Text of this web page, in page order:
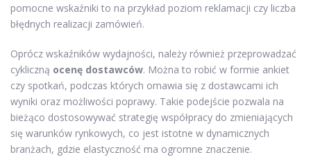
pomocne wskaźniki to na przykład poziom reklamacji czy liczba
błędnych realizacji zamówień.
Oprócz wskaźników wydajności, należy również przeprowadzać
cykliczną ocenę dostawców. Można to robić w formie ankiet
czy spotkań, podczas których omawia się z dostawcami ich
wyniki oraz możliwości poprawy. Takie podejście pozwala na
bieżąco dostosowywać strategię współpracy do zmieniających
się warunków rynkowych, co jest istotne w dynamicznych
branżach, gdzie elastyczność ma ogromne znaczenie.